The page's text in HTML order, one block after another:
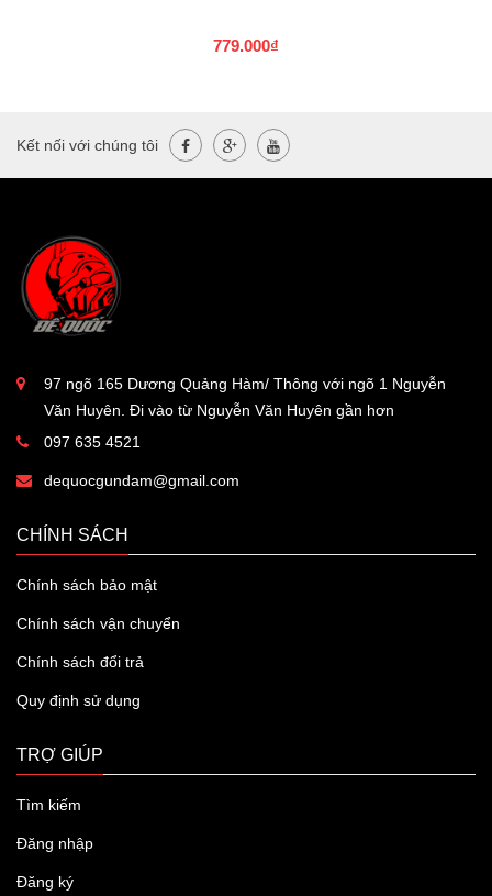
779.000₫
Kết nối với chúng tôi
97 ngõ 165 Dương Quảng Hàm/ Thông với ngõ 1 Nguyễn
Văn Huyên. Đi vào từ Nguyễn Văn Huyên gần hơn
097 635 4521
dequocgundam@gmail.com
CHÍNH SÁCH
Chính sách bảo mật
Chính sách vận chuyển
Chính sách đổi trả
Quy định sử dụng
TRỢ GIÚP
Tìm kiếm
Đăng nhập
Đăng ký